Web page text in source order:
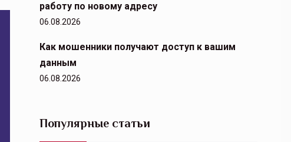
работу по новому адресу
06.08.2026
Как мошенники получают доступ к вашим
данным
06.08.2026
Популярные статьи